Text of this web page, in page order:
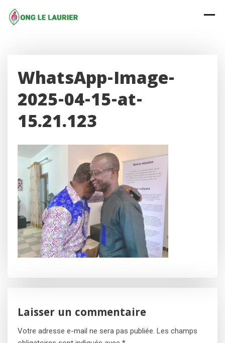
content
WhatsApp-Image-
2025-04-15-at-
15.21.123
Laisser un commentaire
Votre adresse e-mail ne sera pas publiée. Les champs